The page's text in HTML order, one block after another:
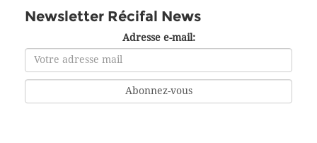
Newsletter Récifal News
Adresse e-mail: